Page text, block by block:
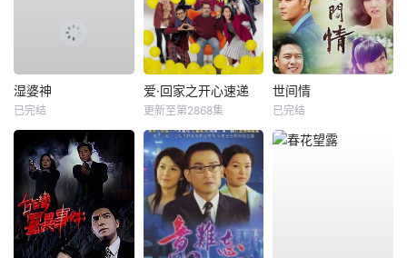
湿婆神
已完结
爱·回家之开心速递
更新至第2868集
世间情
已完结